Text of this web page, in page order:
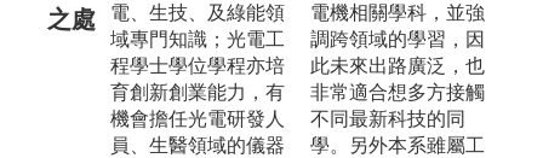
之處
電、生技、及綠能領
域專門知識；光電工
程學士學位學程亦培
育創新創業能力，有
機會擔任光電研發人
員、生醫領域的儀器
電機相關學科，並強
調跨領域的學習，因
此未來出路廣泛，也
非常適合想多方接觸
不同最新科技的同
學。另外本系雖屬工